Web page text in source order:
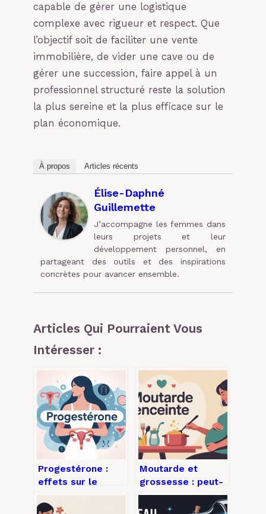
capable de gérer une logistique
complexe avec rigueur et respect. Que
l’objectif soit de faciliter une vente
immobilière, de vider une cave ou de
gérer une succession, faire appel à un
professionnel structuré reste la solution
la plus sereine et la plus efficace sur le
plan économique.
À propos Articles récents
Élise-Daphné
Guillemette
J’accompagne les femmes dans
leurs projets et leur
développement personnel, en
partageant des outils et des inspirations
concrètes pour avancer ensemble.
Articles Qui Pourraient Vous
Intéresser :
Progestérone :
effets sur le
corps, symptômes
et rôle clé chez la
Moutarde et
grossesse : peut-
on en manger
enceinte sans